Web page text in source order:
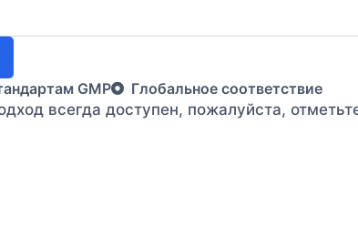
GMP
Глобальное соответствие
всегда доступен, пожалуйста,